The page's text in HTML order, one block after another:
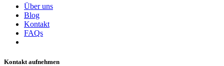
Über uns
Blog
Kontakt
FAQs
Kontakt aufnehmen